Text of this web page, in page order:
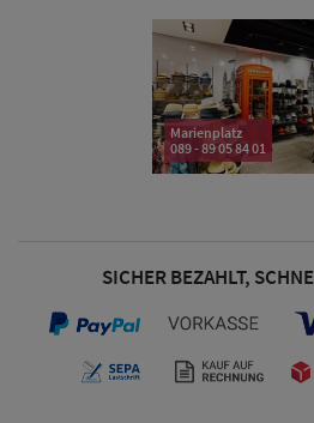
Snapback Caps
Damen Caps
Marienplatz
089 - 89 05 84 01
SICHER BEZAHLT,